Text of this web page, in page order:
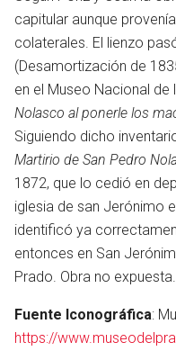
capitular aunque
colaterales. El lienzo
(Desamortización de
en el Museo Nacional de
Nolasco al ponerle los
Siguiendo dicho
Martirio de San Pedro
1872, que lo cedió en
iglesia de san Jerónimo
identificó ya
entonces en San
Prado. Obra no expuesta.
Fuente Iconográfica:
https://